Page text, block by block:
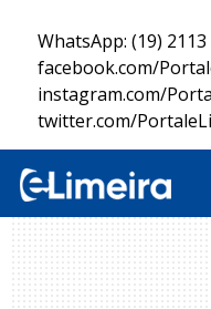
WhatsApp: (19)
facebook.com/
instagram.com/
twitter.com/